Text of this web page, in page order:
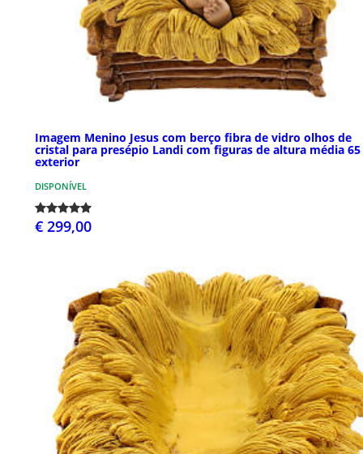
Imagem Menino Jesus com berço fibra de vidro olhos de
cristal para presépio Landi com figuras de altura média
exterior
DISPONÍVEL
€ 299,00